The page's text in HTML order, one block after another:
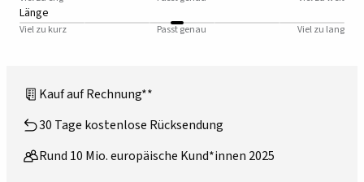
Länge
Viel zu kurz Passt genau Viel zu lang
Kauf auf Rechnung**
30 Tage kostenlose Rücksendung
Rund 10 Mio. europäische Kund*innen 2025